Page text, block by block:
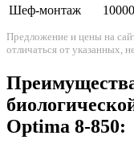
Шеф-монтаж
10000
Предложение и цены на
отличаться от указанных,
Optima 8-850: